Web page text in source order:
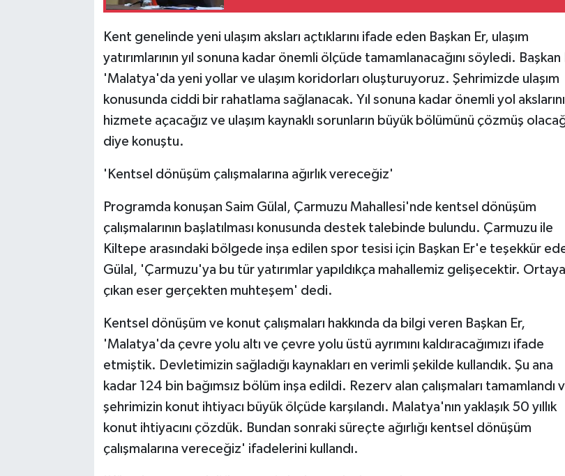
Kent genelinde yeni ulaşım aksları açtıklarını ifade eden Başkan Er, ulaşım
yatırımlarının yıl sonuna kadar önemli ölçüde tamamlanacağını söyledi. Başkan
'Malatya'da yeni yollar ve ulaşım koridorları oluşturuyoruz. Şehrimizde ulaşım
konusunda ciddi bir rahatlama sağlanacak. Yıl sonuna kadar önemli yol akslarını
hizmete açacağız ve ulaşım kaynaklı sorunların büyük bölümünü çözmüş
diye konuştu.
'Kentsel dönüşüm çalışmalarına ağırlık vereceğiz'
Programda konuşan Saim Gülal, Çarmuzu Mahallesi'nde kentsel dönüşüm
çalışmalarının başlatılması konusunda destek talebinde bulundu. Çarmuzu ile
Kiltepe arasındaki bölgede inşa edilen spor tesisi için Başkan Er'e teşekkür
Gülal, 'Çarmuzu'ya bu tür yatırımlar yapıldıkça mahallemiz gelişecektir. Ortaya
çıkan eser gerçekten muhteşem' dedi.
Kentsel dönüşüm ve konut çalışmaları hakkında da bilgi veren Başkan Er,
'Malatya'da çevre yolu altı ve çevre yolu üstü ayrımını kaldıracağımızı ifade
etmiştik. Devletimizin sağladığı kaynakları en verimli şekilde kullandık. Şu ana
kadar 124 bin bağımsız bölüm inşa edildi. Rezerv alan çalışmaları tamamlandı
şehrimizin konut ihtiyacı büyük ölçüde karşılandı. Malatya'nın yaklaşık 50 yıllık
konut ihtiyacını çözdük. Bundan sonraki süreçte ağırlığı kentsel dönüşüm
çalışmalarına vereceğiz' ifadelerini kullandı.